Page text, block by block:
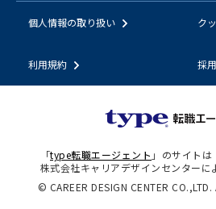
個人情報の取り扱い ク
利用規約 採
「type転職エージェント 」のサイトは
株式会社キャリアデザインセンターに
© CAREER DESIGN CENTER CO.,LTD.